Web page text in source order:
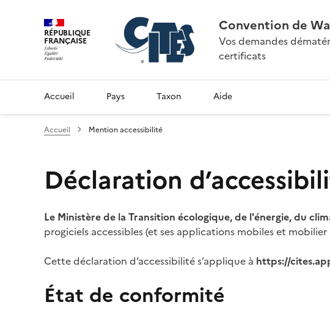
RÉPUBLIQUE
FRANÇAISE
Convention de
Vos demandes
certificats
Accueil Pays Taxon Aide
Accueil Mention accessibilité
Déclaration
Le Ministère de la Transition écologique, de l'énergie, du
progiciels accessibles (et ses applications mobiles et
Cette déclaration d’accessibilité s’applique à https://
État de conformité